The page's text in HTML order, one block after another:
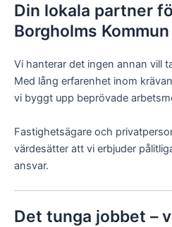
Din lokala partner
Borgholms Kommun
Vi hanterar det ingen annan vill
Med lång erfarenhet inom
vi byggt upp beprövade
Fastighetsägare och
värdesätter att vi erbjuder
ansvar.
Det tunga jobbet –